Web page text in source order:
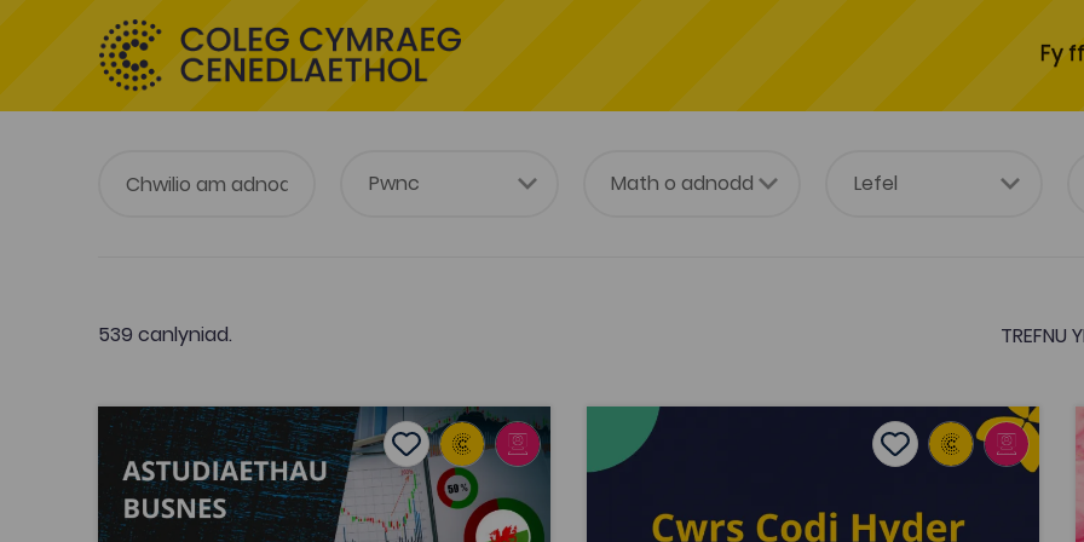
Fy
539 canlyniad. TREFNU
Astudiaethau Busnes: Economi Cymru
Add to favourites
Dyddiad cyhoeddi: 2022 Add to favourites
Astudiaethau Busnes: Economi Cymru
Tagiau
Cwrs Codi Hyder i Aseswyr
Add to favourites
Dyddiad cyhoeddi: 2022 Add to favourites
Tagiau